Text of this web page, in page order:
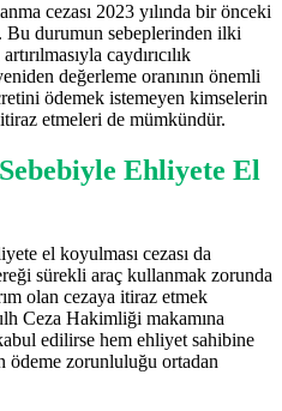
cezası 2023 yılında bir önceki
Bu durumun sebeplerinden ilki
caydırıcılık
değerleme oranının önemli
ödemek istemeyen kimselerin
etmeleri de mümkündür.
Ehliyete El
el koyulması cezası da
sürekli araç kullanmak zorunda
olan cezaya itiraz etmek
Ceza Hakimliği makamına
edilirse hem ehliyet sahibine
ödeme zorunluluğu ortadan